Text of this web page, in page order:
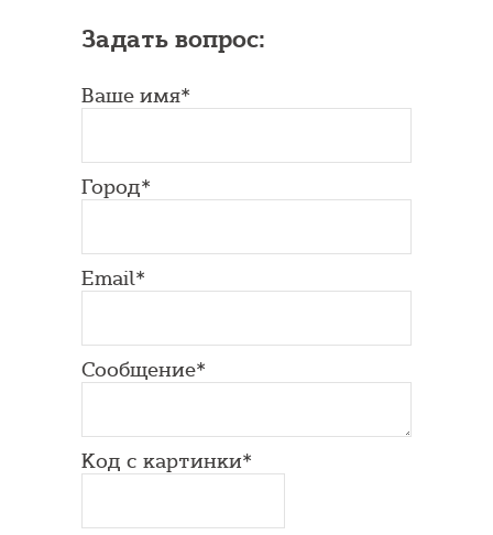
Задать вопрос:
Ваше имя*
Город*
Email*
Сообщение*
Код с картинки*